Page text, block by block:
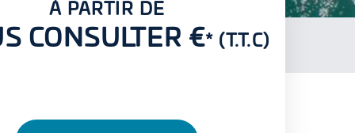
À PARTIR DE
CONSULTER €* (T.T.C)